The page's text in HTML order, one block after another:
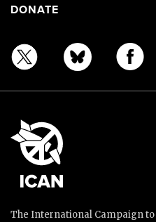
DONATE
The International Campaign to